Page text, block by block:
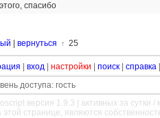
спасибо
вернуться ↑ 25
вход настройки поиск справка
доступа: гость
версия 1.9.3 | активных за сутки /
странице, являются